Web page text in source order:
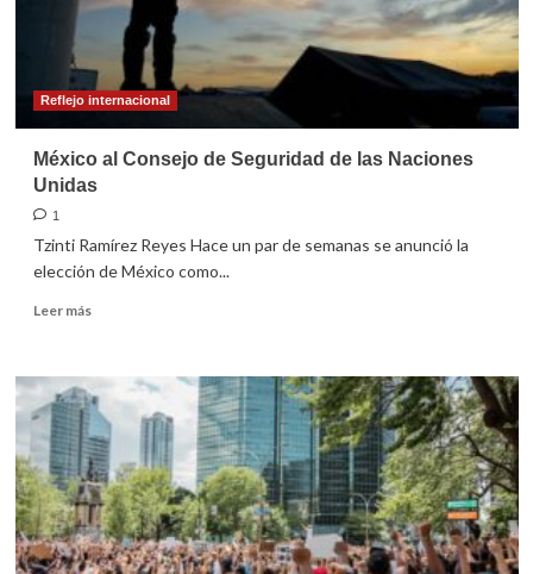
Covid
Reflejo internacional
México al Consejo de Seguridad de las Naciones
Unidas
1
Tzinti Ramírez Reyes Hace un par de semanas se anunció la
elección de México como...
Leer másLeer
México
al
Consejo
de
Seguridad
de
las
Naciones
Unidas